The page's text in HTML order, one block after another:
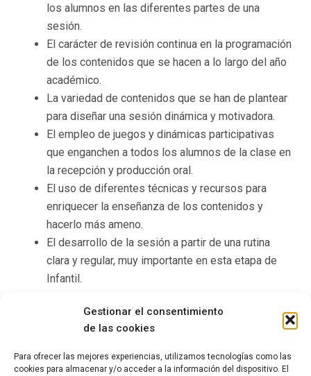
Gestionar el consentimiento
de las cookies
Para ofrecer las mejores experiencias, utilizamos tecnologías como las
cookies para almacenar y/o acceder a la información del dispositivo. El
los alumnos en las diferentes partes de una
sesión.
El carácter de revisión continua en la programación
de los contenidos que se hacen a lo largo del año
académico.
La variedad de contenidos que se han de plantear
para diseñar una sesión dinámica y motivadora.
El empleo de juegos y dinámicas participativas
que enganchen a todos los alumnos de la clase en
la recepción y producción oral.
El uso de diferentes técnicas y recursos para
enriquecer la enseñanza de los contenidos y
hacerlo más ameno.
El desarrollo de la sesión a partir de una rutina
clara y regular, muy importante en esta etapa de
Infantil.
cómo trabajar los contenidos en una sesión didáctica.